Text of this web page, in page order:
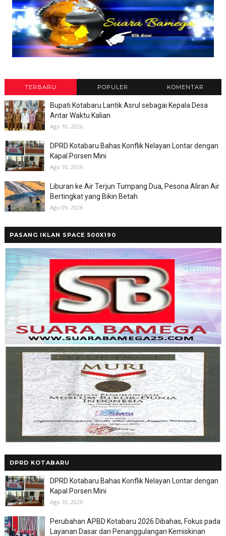
TERBARU POPULER KOMENTAR
Bupati Kotabaru Lantik Asrul sebagai Kepala Desa
Antar Waktu Kalian
Ago 10, 2026
DPRD Kotabaru Bahas Konflik Nelayan Lontar dengan
Kapal Porsen Mini
Ago 10, 2026
Liburan ke Air Terjun Tumpang Dua, Pesona Aliran Air
Bertingkat yang Bikin Betah
Ago 09, 2026
PASANG IKLAN SPACE 500X190
DPRD KOTABARU
DPRD Kotabaru Bahas Konflik Nelayan Lontar dengan
Kapal Porsen Mini
Ago 10, 2026
Perubahan APBD Kotabaru 2026 Dibahas, Fokus pada
Layanan Dasar dan Penanggulangan Kemiskinan